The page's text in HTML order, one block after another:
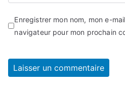
Enregistrer mon nom, mon e-
navigateur pour mon prochain